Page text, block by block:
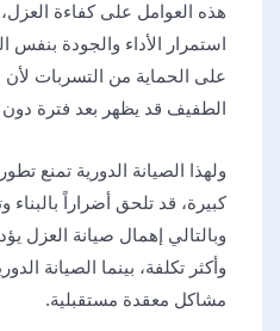
هذه العوامل على كفاءة
استمرار الأداء والجودة
على الحماية من التسربات
الطفيف قد يظهر بعد فترة
ولهذا الصيانة الدورية تمنع
كبيرة، قد تلحق أضراراً
وبالتالي إهمال صيانة العزل
وأكثر تكلفة، بينما الصيانة
مشاكل معقدة مستقبلية.